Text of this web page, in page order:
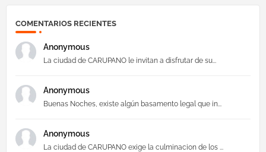
COMENTARIOS RECIENTES
Anonymous
La ciudad de CARUPANO le invitan a disfrutar de su...
Anonymous
Buenas Noches, existe algún basamento legal que in...
Anonymous
La ciudad de CARUPANO exige la culminacion de los ...